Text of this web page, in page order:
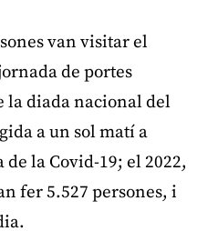
van visitar el
de portes
la diada nacional del
a un sol matí a
la Covid-19; el 2022,
fer 5.527 persones, i